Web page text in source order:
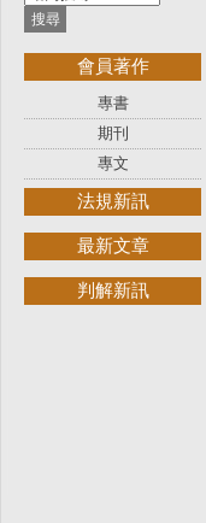
會員著作
專書
期刊
專文
法規新訊
最新文章
判解新訊